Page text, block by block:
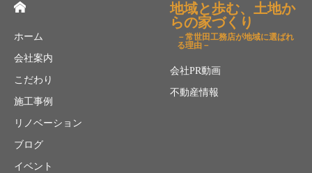
ホーム
会社案内
こだわり
施工事例
リノベーション
ブログ
イベント
地域と歩む、土地か
らの家づくり
－常世田工務店が地域に選ばれ
る理由－
会社PR動画
不動産情報